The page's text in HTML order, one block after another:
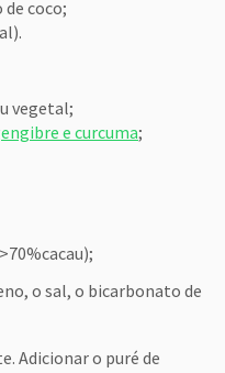
coco;
vegetal;
e curcuma;
o sal, o bicarbonato de
Adicionar o puré de